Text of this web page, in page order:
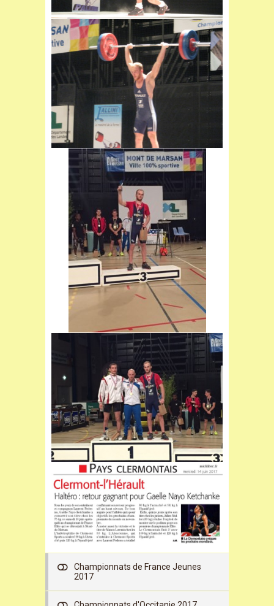
Championnats de France Jeunes
2017